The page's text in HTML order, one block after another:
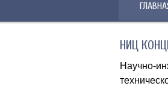
НИЦ
Научно-